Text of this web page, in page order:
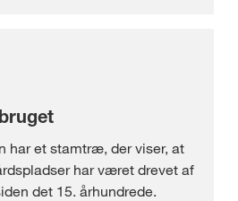
har et stamtræ, der viser, at
har været drevet af
det 15. århundrede.